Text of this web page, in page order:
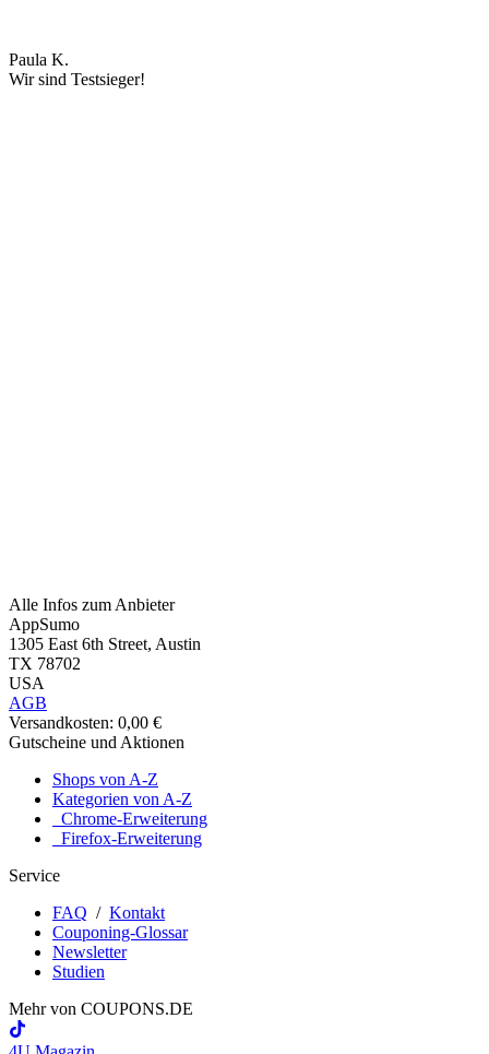
Paula K.
Wir sind Testsieger!
Alle Infos zum Anbieter
AppSumo
1305 East 6th Street, Austin
TX 78702
USA
AGB
Versandkosten: 0,00 €
Gutscheine und Aktionen
Shops von A-Z
Kategorien von A-Z
Chrome-Erweiterung
Firefox-Erweiterung
Service
FAQ / Kontakt
Couponing-Glossar
Newsletter
Studien
Mehr von COUPONS.DE